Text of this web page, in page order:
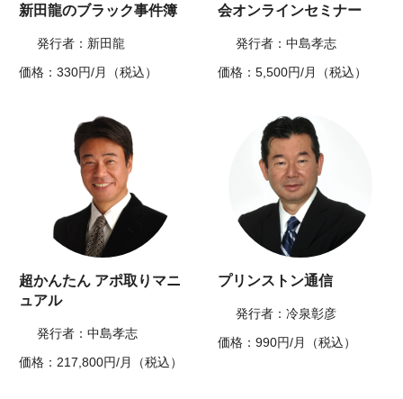
新田龍のブラック事件簿
発行者：新田龍
価格：330円/月（税込）
会オンラインセミナー
発行者：中島孝志
価格：5,500円/月（税込）
超かんたん アポ取りマニ
ュアル
発行者：中島孝志
価格：217,800円/月（税込）
プリンストン通信
発行者：冷泉彰彦
価格：990円/月（税込）